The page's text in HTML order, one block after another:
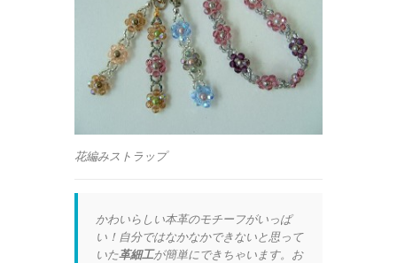
花編みストラップ
かわいらしい本革のモチーフがいっぱ
い！自分ではなかなかできないと思って
いた革細工が簡単にできちゃいます。お